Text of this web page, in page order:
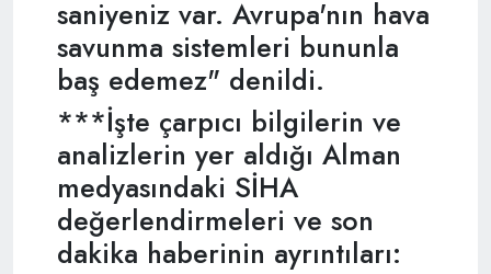
saniyeniz var. Avrupa'nın hava
savunma sistemleri bununla
baş edemez" denildi.
***İşte çarpıcı bilgilerin ve
analizlerin yer aldığı Alman
medyasındaki SİHA
değerlendirmeleri ve son
dakika haberinin ayrıntıları: